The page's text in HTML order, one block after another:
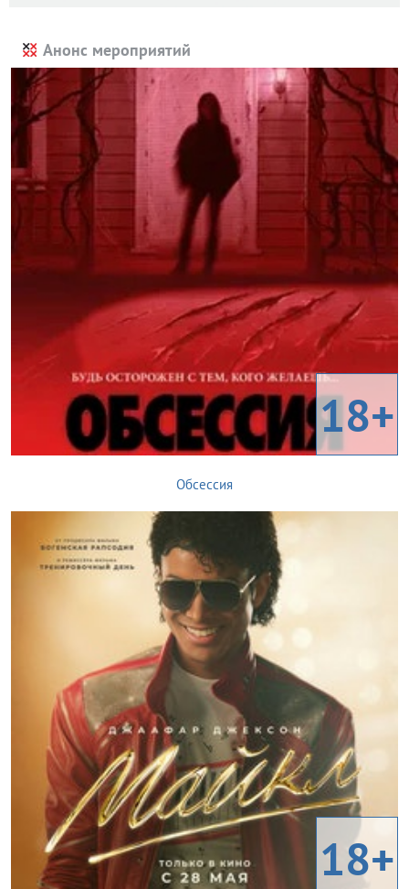
Анонс мероприятий
18+
Обсессия
18+